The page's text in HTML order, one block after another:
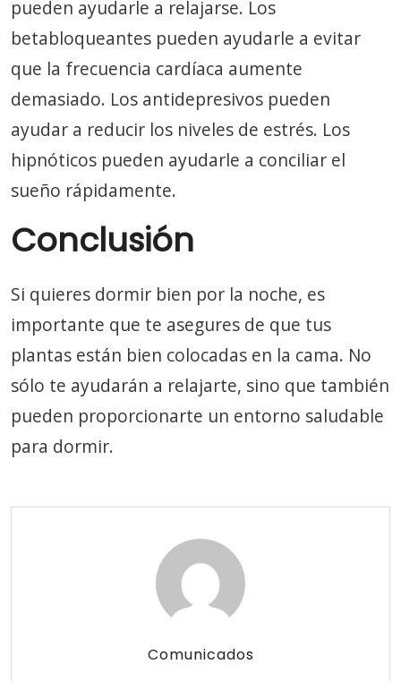
pueden ayudarle a relajarse. Los
betabloqueantes pueden ayudarle a evitar
que la frecuencia cardíaca aumente
demasiado. Los antidepresivos pueden
ayudar a reducir los niveles de estrés. Los
hipnóticos pueden ayudarle a conciliar el
sueño rápidamente.
Conclusión
Si quieres dormir bien por la noche, es
importante que te asegures de que tus
plantas están bien colocadas en la cama. No
sólo te ayudarán a relajarte, sino que también
pueden proporcionarte un entorno saludable
para dormir.
Comunicados